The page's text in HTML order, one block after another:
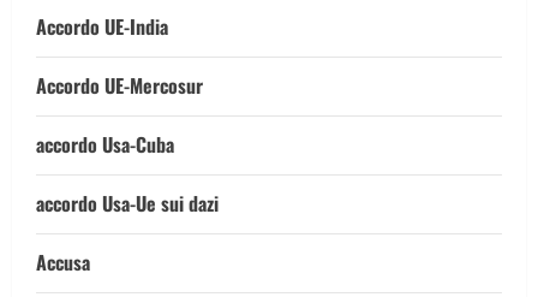
Accordo UE-India
Accordo UE-Mercosur
accordo Usa-Cuba
accordo Usa-Ue sui dazi
Accusa